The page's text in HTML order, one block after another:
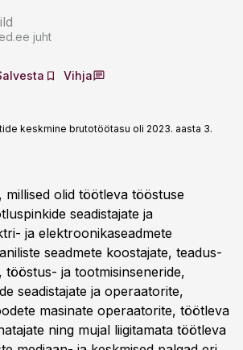
juht
Vihja
keskmine brutotöötasu oli 2023. aasta 3.
millised olid töötleva tööstuse
seadistajate ja
ja elektroonikaseadmete
seadmete koostajate, teadus-
tööstus- ja tootmisinseneride,
seadistajate ja operaatorite,
masinate operaatorite, töötleva
ning mujal liigitamata töötleva